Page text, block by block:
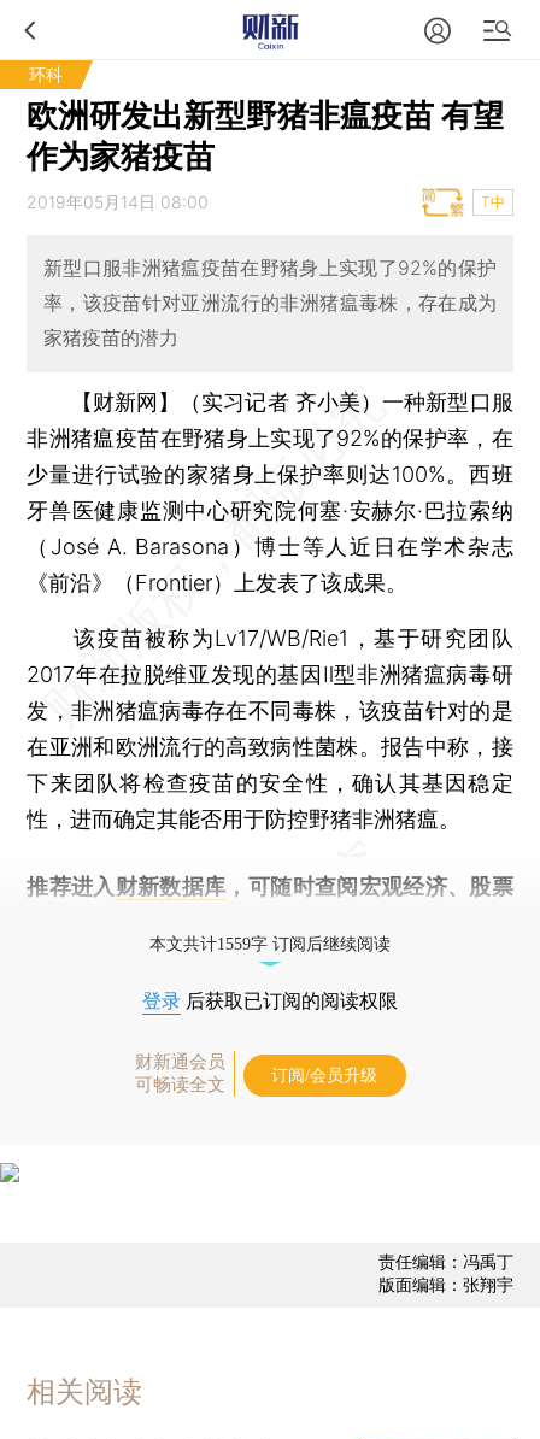
环科
欧洲研发出新型野猪非瘟疫苗 有望
作为家猪疫苗
2019年05月14日 08:00 T中
新型口服非洲猪瘟疫苗在野猪身上实现了92%的保护
率，该疫苗针对亚洲流行的非洲猪瘟毒株，存在成为
家猪疫苗的潜力
【财新网】（实习记者 齐小美）一种新型口服
非洲猪瘟疫苗在野猪身上实现了92%的保护率，在
少量进行试验的家猪身上保护率则达100%。西班
牙兽医健康监测中心研究院何塞·安赫尔·巴拉索纳
（José A. Barasona）博士等人近日在学术杂志
《前沿》（Frontier）上发表了该成果。
该疫苗被称为Lv17/WB/Rie1，基于研究团队
2017年在拉脱维亚发现的基因Ⅱ型非洲猪瘟病毒研
发，非洲猪瘟病毒存在不同毒株，该疫苗针对的是
在亚洲和欧洲流行的高致病性菌株。报告中称，接
下来团队将检查疫苗的安全性，确认其基因稳定
性，进而确定其能否用于防控野猪非洲猪瘟。
推荐进入 财新数据库 ，可随时查阅宏观经济、股票
本文共计1559字 订阅后继续阅读
登录 后获取已订阅的阅读权限
财新通会员
可畅读全文
订阅/会员升级
责任编辑：冯禹丁
版面编辑：张翔宇
相关阅读